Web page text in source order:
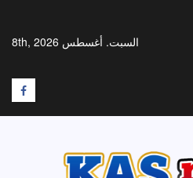
السبت. أغسطس 8th, 2026
F